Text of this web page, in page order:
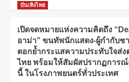
บันเทิงไทย
เปิดจดหมายแห่งความคิดถึง
อาม่า” ขนทัพนักแสดง-ผู้กำกับช
ตอกย้ำกระแสความประทับใจส่
ไทย พร้อมให้สัมผัสปรากฏการ
นี้ ในโรงภาพยนตร์ทั่วประเทศ